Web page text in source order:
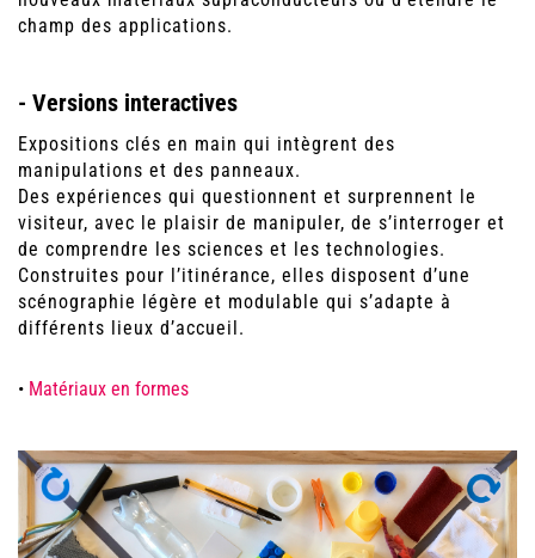
champ des applications.
- Versions interactives
Expositions clés en main qui intègrent des
manipulations et des panneaux.
Des expériences qui questionnent et surprennent le
visiteur, avec le plaisir de manipuler, de s’interroger et
de comprendre les sciences et les technologies.
Construites pour l’itinérance, elles disposent d’une
scénographie légère et modulable qui s’adapte à
différents lieux d’accueil.
• Matériaux en formes